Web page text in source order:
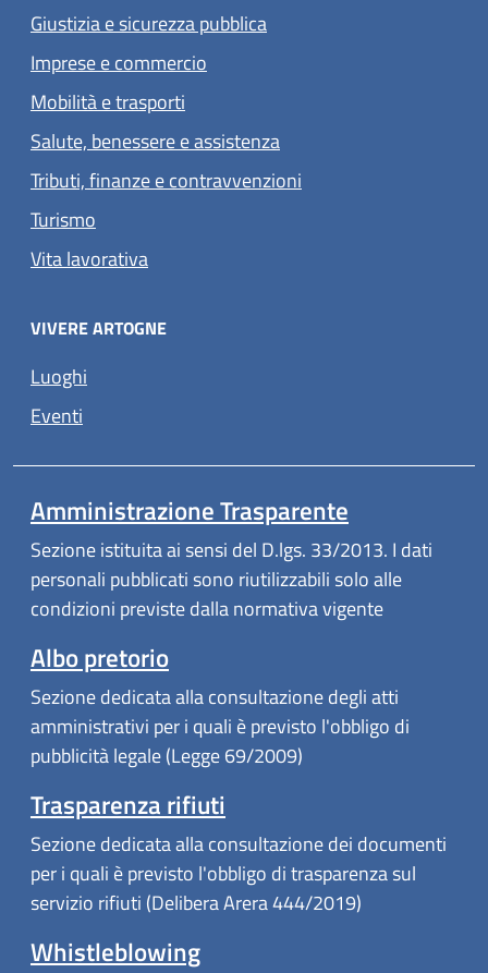
Giustizia e sicurezza pubblica
Imprese e commercio
Mobilità e trasporti
Salute, benessere e assistenza
Tributi, finanze e contravvenzioni
Turismo
Vita lavorativa
VIVERE ARTOGNE
Luoghi
Eventi
Amministrazione Trasparente
Sezione istituita ai sensi del D.lgs. 33/2013. I dati
personali pubblicati sono riutilizzabili solo alle
condizioni previste dalla normativa vigente
Albo pretorio
Sezione dedicata alla consultazione degli atti
amministrativi per i quali è previsto l'obbligo di
pubblicità legale (Legge 69/2009)
Trasparenza rifiuti
Sezione dedicata alla consultazione dei documenti
per i quali è previsto l'obbligo di trasparenza sul
servizio rifiuti (Delibera Arera 444/2019)
Whistleblowing